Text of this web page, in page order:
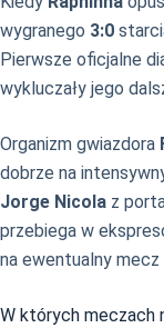
wygranego 3:0
Pierwsze oficjalne
wykluczały jego
Organizm gwiazdora
dobrze na
Jorge Nicola z
przebiega w
na ewentualny mecz
W których meczach